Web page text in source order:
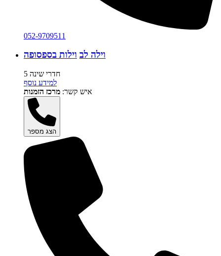
052-9709511
וילה לב וילות בספסופה
5 חדרי שינה
למידע נוסף
איש קשר: מרכז הזמנות
הצג מספר